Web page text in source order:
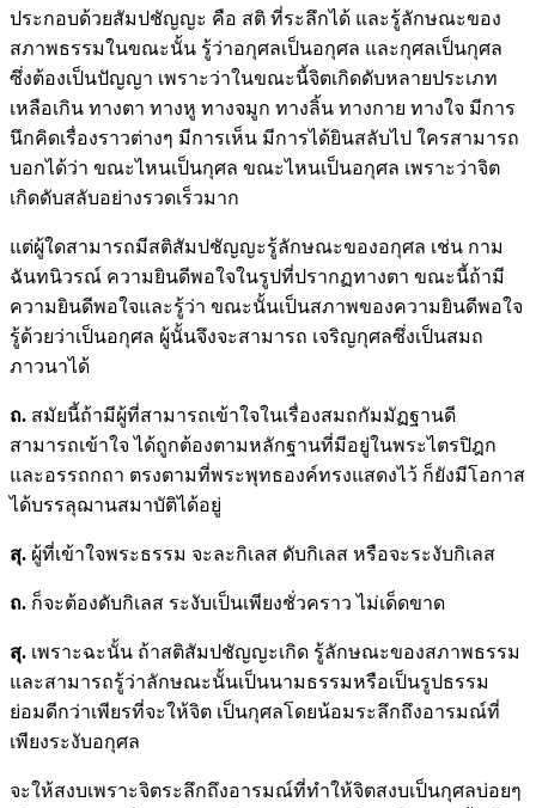
ประกอบด้วยสัมปชัญญะ คือ สติ ที่ระลึกได้ และรู้ลักษณะของ
สภาพธรรมในขณะนั้น รู้ว่าอกุศลเป็นอกุศล และกุศลเป็นกุศล
ซึ่งต้องเป็นปัญญา เพราะว่าในขณะนี้จิตเกิดดับหลายประเภท
เหลือเกิน ทางตา ทางหู ทางจมูก ทางลิ้น ทางกาย ทางใจ มีการ
นึกคิดเรื่องราวต่างๆ มีการเห็น มีการได้ยินสลับไป ใครสามารถ
บอกได้ว่า ขณะไหนเป็นกุศล ขณะไหนเป็นอกุศล เพราะว่าจิต
เกิดดับสลับอย่างรวดเร็วมาก
แต่ผู้ใดสามารถมีสติสัมปชัญญะรู้ลักษณะของอกุศล เช่น กาม
ฉันทนิวรณ์ ความยินดีพอใจในรูปที่ปรากฏทางตา ขณะนี้ถ้ามี
ความยินดีพอใจและรู้ว่า ขณะนั้นเป็นสภาพของความยินดีพอใจ
รู้ด้วยว่าเป็นอกุศล ผู้นั้นจึงจะสามารถ เจริญกุศลซึ่งเป็นสมถ
ภาวนาได้
ถ. สมัยนี้ถ้ามีผู้ที่สามารถเข้าใจในเรื่องสมถกัมมัฏฐานดี
สามารถเข้าใจ ได้ถูกต้องตามหลักฐานที่มีอยู่ในพระไตรปิฎก
และอรรถกถา ตรงตามที่พระพุทธองค์ทรงแสดงไว้ ก็ยังมีโอกาส
ได้บรรลุฌานสมาบัติได้อยู่
สุ. ผู้ที่เข้าใจพระธรรม จะละกิเลส ดับกิเลส หรือจะระงับกิเลส
ถ. ก็จะต้องดับกิเลส ระงับเป็นเพียงชั่วคราว ไม่เด็ดขาด
สุ. เพราะฉะนั้น ถ้าสติสัมปชัญญะเกิด รู้ลักษณะของสภาพธรรม
และสามารถรู้ว่าลักษณะนั้นเป็นนามธรรมหรือเป็นรูปธรรม
ย่อมดีกว่าเพียรที่จะให้จิต เป็นกุศลโดยน้อมระลึกถึงอารมณ์ที่
เพียงระงับอกุศล
จะให้สงบเพราะจิตระลึกถึงอารมณ์ที่ทำให้จิตสงบเป็นกุศลบ่อยๆ